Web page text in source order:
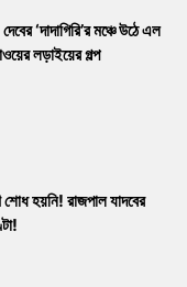
‘দাদাগিরি’র মঞ্চে উঠে এল
লড়াইয়ের গল্প
হয়নি! রাজপাল যাদবের